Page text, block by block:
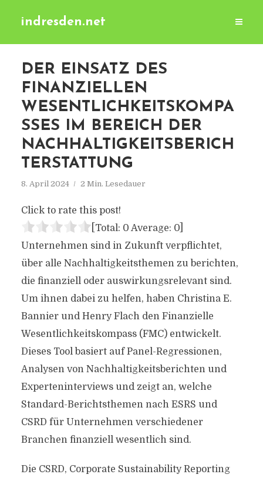
indresden.net
DER EINSATZ DES
FINANZIELLEN
WESENTLICHKEITSKOMPA
SSES IM BEREICH DER
NACHHALTIGKEITSBERICH
TERSTATTUNG
8. April 2024 2 Min. Lesedauer
Click to rate this post!
[Total: 0 Average: 0]
Unternehmen sind in Zukunft verpflichtet,
über alle Nachhaltigkeitsthemen zu berichten,
die finanziell oder auswirkungsrelevant sind.
Um ihnen dabei zu helfen, haben Christina E.
Bannier und Henry Flach den Finanzielle
Wesentlichkeitskompass (FMC) entwickelt.
Dieses Tool basiert auf Panel-Regressionen,
Analysen von Nachhaltigkeitsberichten und
Experteninterviews und zeigt an, welche
Standard-Berichtsthemen nach ESRS und
CSRD für Unternehmen verschiedener
Branchen finanziell wesentlich sind.
Die CSRD, Corporate Sustainability Reporting